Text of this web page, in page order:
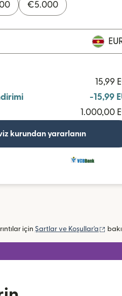
€5.000
15,99
-15,99
1.000,00
kurundan yararlanın
için Şartlar ve Koşullar'a